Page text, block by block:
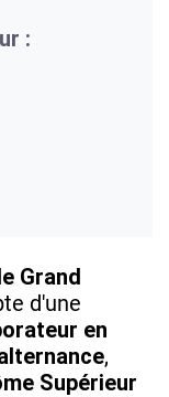
:
Grand
d'une
en
,
Supérieur